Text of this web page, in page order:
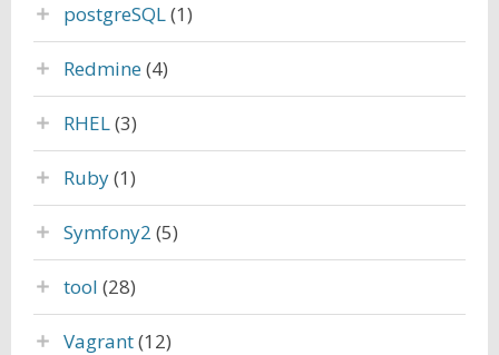
postgreSQL(1)
Redmine(4)
RHEL(3)
Ruby(1)
Symfony2 (5)
tool (28)
Vagrant(12)